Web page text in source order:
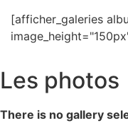
[afficher_galeries
Les photos
There is no gallery